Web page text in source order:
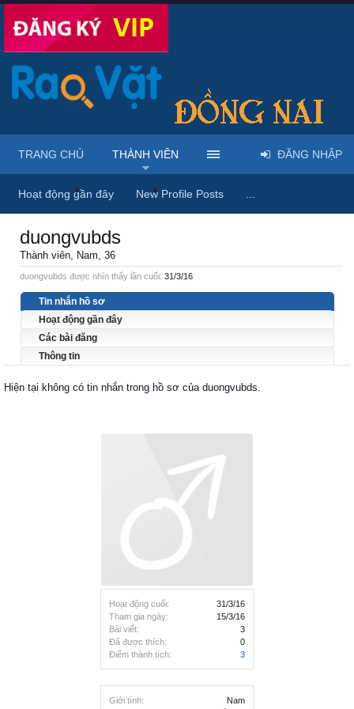
Trang chủ Thành viên duongvubds
Hoạt động cuối:
31/3/16
Tham gia ngày:
15/3/16
Bài viết:
3
Đã được thích:
0
Điểm thành tích:
3
Giới tính:
Nam
duongvubds
Thành viên, Nam, 36
duongvubds được nhìn thấy lần cuối: 31/3/16
Tin nhắn hồ sơ
Hoạt động gần đây
Các bài đăng
Thông tin
Hiện tại không có tin nhắn trong hồ sơ của duongvubds.
TRANG CHỦ THÀNH VIÊN
Hoạt động gần đây New Profile Posts
ĐĂNG NHẬP